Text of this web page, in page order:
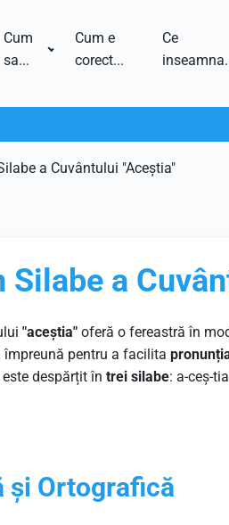
Cum
sa...
Cum e
corect...
Ce
a Cuvântului "Aceștia"
Silabe a
"aceștia" oferă o fereastră în
pentru a facilita
despărțit în trei silabe: a-ceș-
și Ortografică